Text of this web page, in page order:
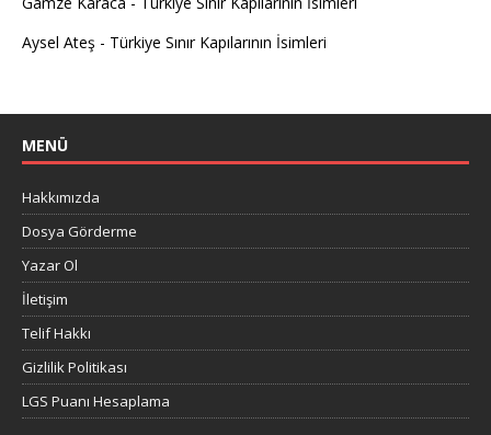
Aysel Ateş - Türkiye Sınır Kapılarının İsimleri
MENÜ
Hakkımızda
Dosya Görderme
Yazar Ol
İletişim
Telif Hakkı
Gizlilik Politikası
LGS Puanı Hesaplama